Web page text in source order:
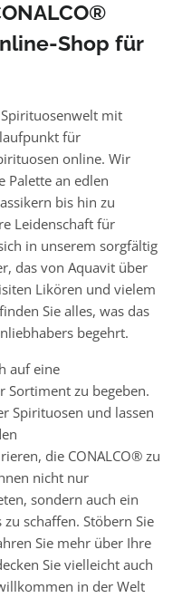
Shop für
mit
für
online. Wir
Palette an edlen
bis hin zu
Leidenschaft für
in unserem sorgfältig
das von Aquavit über
Likören und vielem
Sie alles, was das
begehrt.
auf eine
Sortiment zu begeben.
Spirituosen und lassen
die CONALCO® zu
nicht nur
sondern auch ein
schaffen. Stöbern Sie
Sie mehr über Ihre
Sie vielleicht auch
in der Welt